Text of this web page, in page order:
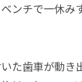
ンチで一休み
た歯車が動き